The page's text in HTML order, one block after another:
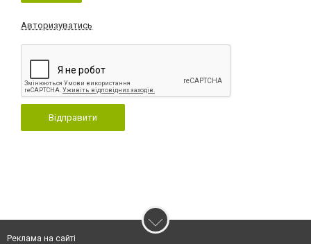
Авторизуватись
Відправити
Реклама на сайті